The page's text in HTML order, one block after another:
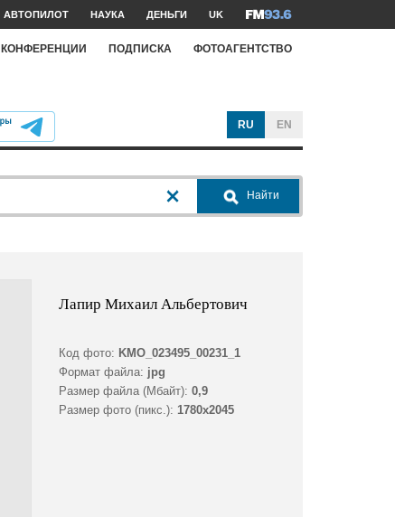
АВТОПИЛОТ НАУКА ДЕНЬГИ UK
КОНФЕРЕНЦИИ ПОДПИСКА ФОТОАГЕНТСТВО
RU EN
Найти
Лапир Михаил Альбертович
Код фото: KMO_023495_00231_1
Формат файла: jpg
Размер файла (Мбайт): 0,9
Размер фото (пикс.): 1780x2045